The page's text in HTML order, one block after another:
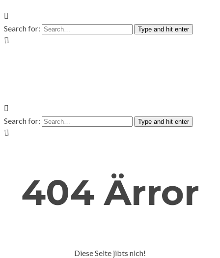
Search for: Type and hit enter
Search for: Type and hit enter
404 Ärror
Diese Seite jibts nich!